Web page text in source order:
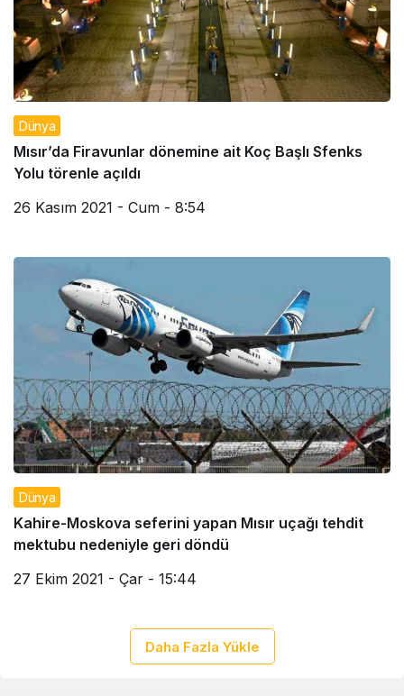
Dünya
Mısır’da Firavunlar dönemine ait Koç Başlı Sfenks
Yolu törenle açıldı
26 Kasım 2021 - Cum - 8:54
Dünya
Kahire-Moskova seferini yapan Mısır uçağı tehdit
mektubu nedeniyle geri döndü
27 Ekim 2021 - Çar - 15:44
Daha Fazla Yükle